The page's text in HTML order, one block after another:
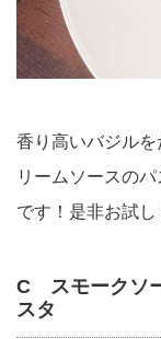
香り高いバジル
リームソースの
です！是非お試し
C スモークソ
スタ